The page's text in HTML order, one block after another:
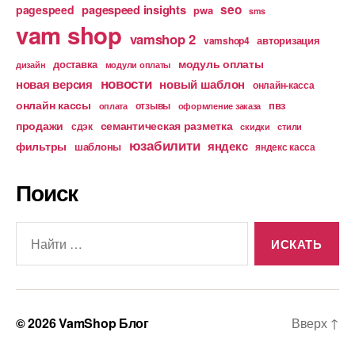
pagespeed pagespeed insights pwa seo sms
vam shop vamshop 2 vamshop4 авторизация
дизайн доставка модули оплаты модуль оплаты
новая версия новости новый шаблон онлайн-касса
онлайн кассы оплата отзывы оформление заказа пвз
продажи сдэк семантическая разметка скидки стили
фильтры шаблоны юзабилити яндекс яндекс касса
Поиск
© 2026VamShop Блог Вверх ↑